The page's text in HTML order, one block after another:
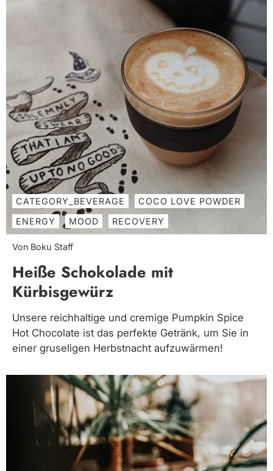
CATEGORY_BEVERAGE
COCO LOVE POWDER
ENERGY
MOOD RECOVERY
Von Boku Staff
Heiße Schokolade mit
Kürbisgewürz
Unsere reichhaltige und cremige Pumpkin Spice
Hot Chocolate ist das perfekte Getränk, um Sie in
einer gruseligen Herbstnacht aufzuwärmen!